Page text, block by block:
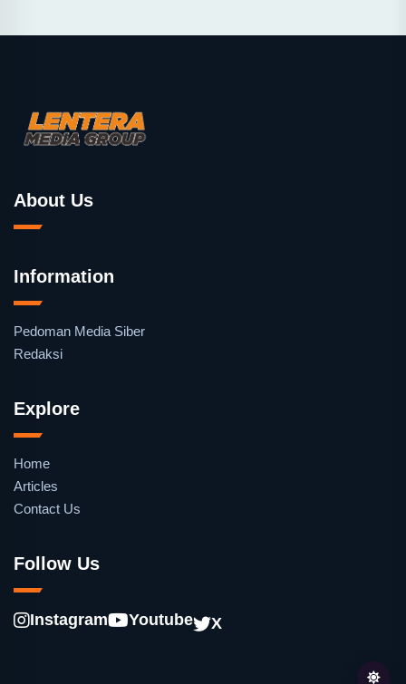
About Us
Information
Pedoman Media Siber
Redaksi
Explore
Home
Articles
Contact Us
Follow Us
Instagram Youtube X